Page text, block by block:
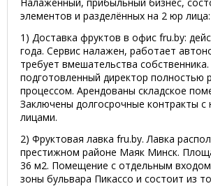
элементов и разделённых на 2 юр лица:
1) Доставка фруктов в офис fru.by:
года. Сервис налажен, работает
требует вмешательства
подготовленный директор полностью
процессом. Арендованы складское
Заключены долгосрочные контракты с
лицами.
2) Фруктовая лавка fru.by. Лавка
престижном районе Маяк Минск.
36 м2. Помещение с отдельным
зоны бульвара Пикассо и состоит из